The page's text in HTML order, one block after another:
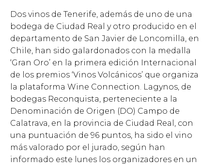
Dos vinos de Tenerife, además de uno de una
bodega de Ciudad Real y otro producido en el
departamento de San Javier de Loncomilla, en
Chile, han sido galardonados con la medalla
‘Gran Oro’ en la primera edición Internacional
de los premios ‘Vinos Volcánicos’ que organiza
la plataforma Wine Connection. Lagynos, de
bodegas Reconquista, perteneciente a la
Denominación de Origen (DO) Campo de
Calatrava, en la provincia de Ciudad Real, con
una puntuación de 96 puntos, ha sido el vino
más valorado por el jurado, según han
informado este lunes los organizadores en un